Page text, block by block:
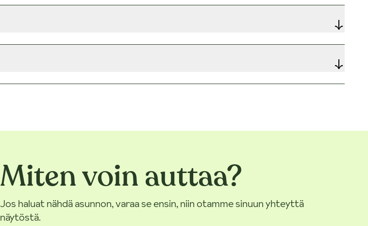
Miten voin auttaa?
Jos haluat nähdä asunnon, varaa se ensin, niin otamme sinuun yhteyttä
näytöstä.